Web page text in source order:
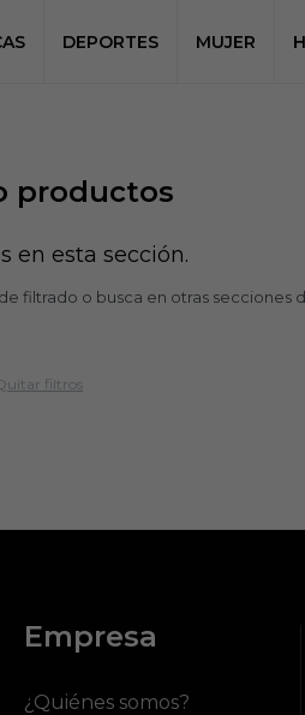
DEPORTES MUJER
productos
en esta sección.
filtrado o busca en otras secciones
filtros
Empresa
¿Quiénes somos?